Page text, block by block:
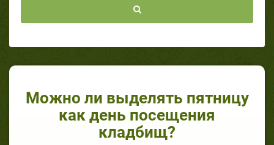
Можно ли выделять пятницу
как день посещения
кладбищ?